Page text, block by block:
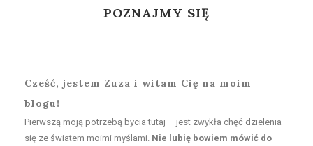
POZNAJMY SIĘ
Cześć, jestem Zuza i witam Cię na moim
blogu!
Pierwszą moją potrzebą bycia tutaj – jest zwykła chęć dzielenia
się ze światem moimi myślami. Nie lubię bowiem mówić do